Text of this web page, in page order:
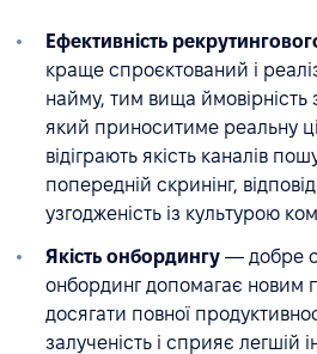
Ефективність
краще спроєктований і
найму, тим вища ймовірність
який приноситиме реальну
відіграють якість каналів
попередній скринінг,
узгодженість із культурою
Якість онбордингу — добре
онбординг допомагає новим
досягати повної
залученість і сприяє легшій